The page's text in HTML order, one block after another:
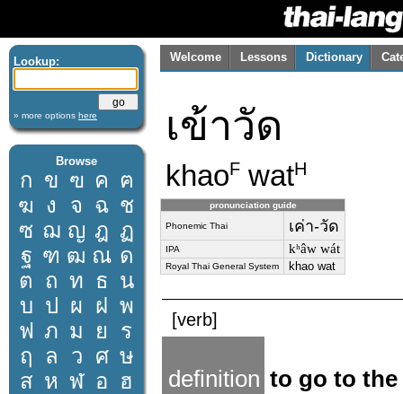
Lookup:
» more options here
Browse
ก ข ฃ ค ฅ
ฆ ง จ ฉ ช
ซ ฌ ญ ฎ ฏ
ฐ ฑ ฒ ณ ด
ต ถ ท ธ น
บ ป ผ ฝ พ
ฟ ภ ม ย
ร
ฤ
ล ว ศ ษ
ส ห ฬ อ ฮ
Welcome Lessons Dictionary
เข้าวัด
khaoF watH
pronunciation guide
Phonemic Thai เค่า-วัด
IPA kʰâw wát
Royal Thai General System khao wat
[verb]
definition to go to the